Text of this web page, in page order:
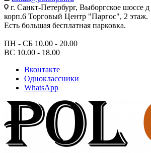
г. Санкт-Петербург, Выборгское шоссе
корп.6 Торговый Центр "Паргос", 2 этаж.
Есть большая бесплатная парковка.
ПН - СБ 10.00 - 20.00
ВС 10.00 - 18.00
Вконтакте
Одноклассники
WhatsApp